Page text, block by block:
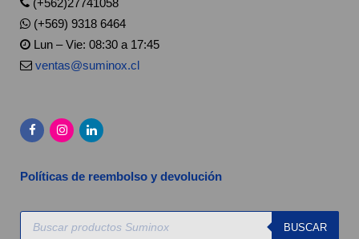
(+562)27741058
(+569) 9318 6464
Lun – Vie: 08:30 a 17:45
ventas@suminox.cl
Políticas de reembolso y devolución
Búsqueda
BUSCAR